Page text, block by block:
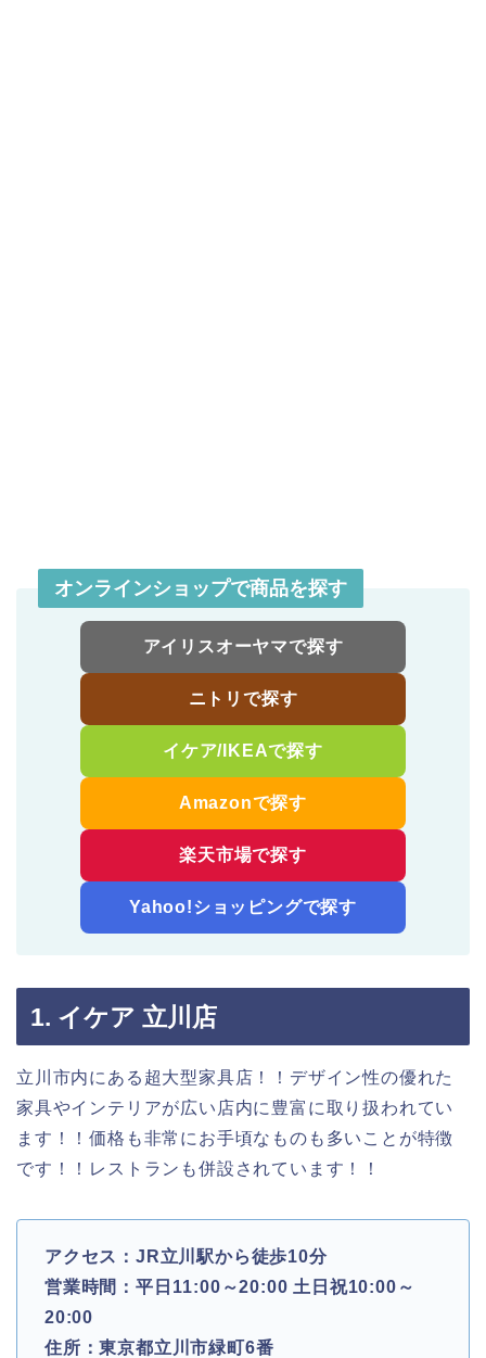
オンラインショップで商品を探す
アイリスオーヤマで探す
ニトリで探す
イケア/IKEAで探す
Amazonで探す
楽天市場で探す
Yahoo!ショッピングで探す
1. イケア 立川店
立川市内にある超大型家具店！！デザイン性の優れた
家具やインテリアが広い店内に豊富に取り扱われてい
ます！！価格も非常にお手頃なものも多いことが特徴
です！！レストランも併設されています！！
アクセス：JR立川駅から徒歩10分
営業時間：平日11:00～20:00 土日祝10:00～
20:00
住所：東京都立川市緑町6番